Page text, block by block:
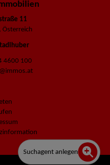
11
, Österreich
4600 100
Suchagent anlegen